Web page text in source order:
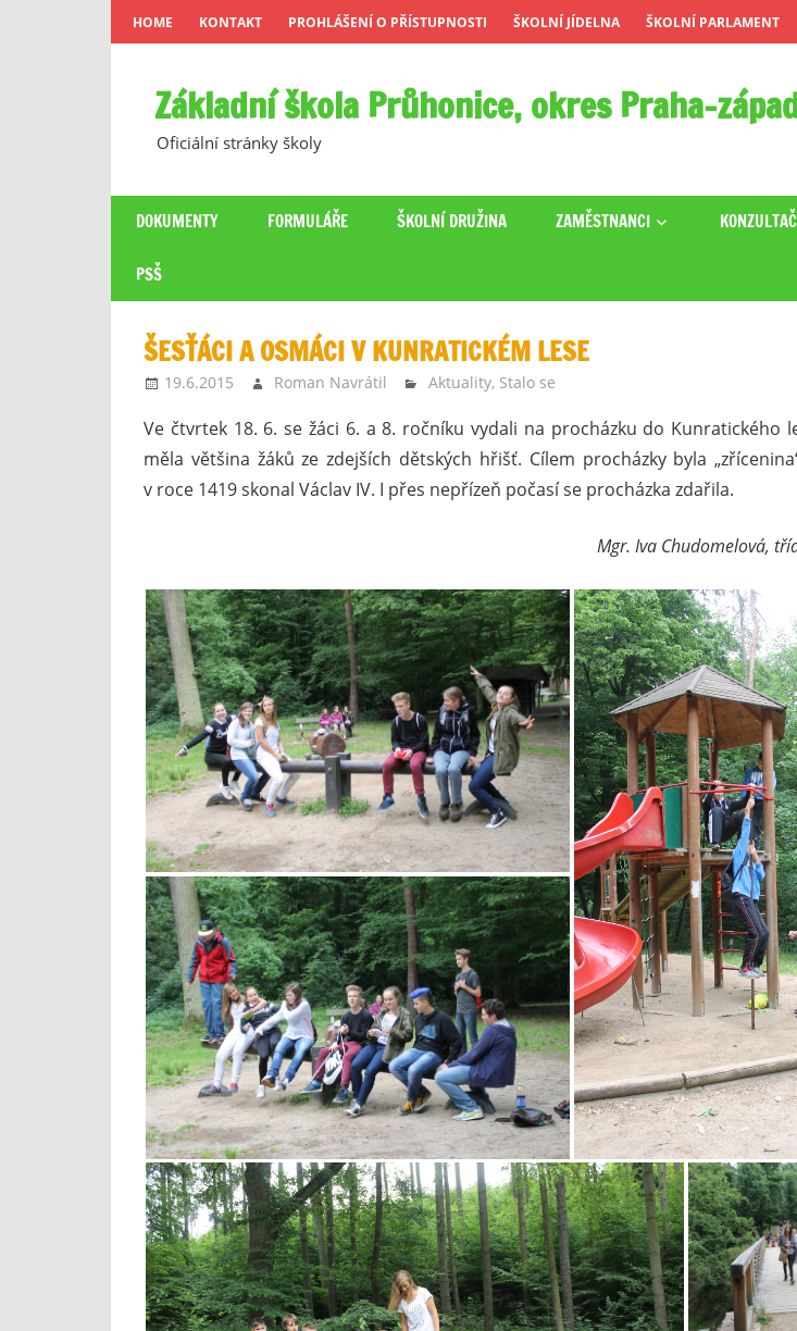
Skip
to
HOME KONTAKT PROHLÁŠENÍ O PŘÍSTUPNOSTI ŠKOLNÍ JÍDELNA ŠKOLNÍ PARLAMENT
Základní škola Průhonice, okres Praha-
Oficiální stránky školy
DOKUMENTY FORMULÁŘE ŠKOLNÍ DRUŽINA ZAMĚSTNANCI
PSŠ
ŠESŤÁCI A OSMÁCI V KUNRATICKÉM LESE
19.6.2015 Roman Navrátil Aktuality, Stalo se
Ve čtvrtek 18. 6. se žáci 6. a 8. ročníku vydali na procházku do Kunratického
měla většina žáků ze zdejších dětských hřišť. Cílem procházky byla
v roce 1419 skonal Václav IV. I přes nepřízeň počasí se procházka zdařila.
Mgr. Iva Chudomelová,